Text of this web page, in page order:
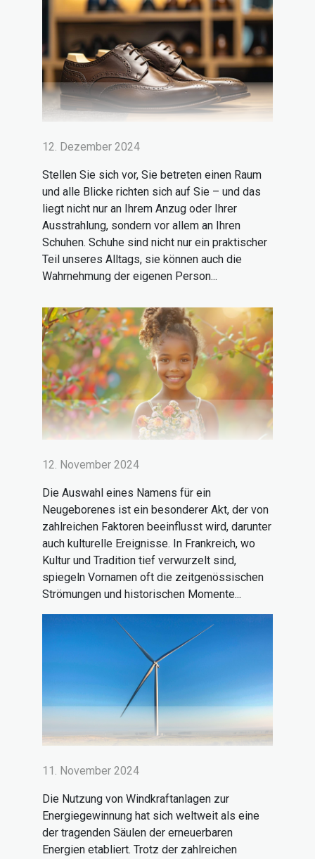
12. Dezember 2024
Stellen Sie sich vor, Sie betreten einen Raum
und alle Blicke richten sich auf Sie – und das
liegt nicht nur an Ihrem Anzug oder Ihrer
Ausstrahlung, sondern vor allem an Ihren
Schuhen. Schuhe sind nicht nur ein praktischer
Teil unseres Alltags, sie können auch die
Wahrnehmung der eigenen Person...
12. November 2024
Die Auswahl eines Namens für ein
Neugeborenes ist ein besonderer Akt, der von
zahlreichen Faktoren beeinflusst wird, darunter
auch kulturelle Ereignisse. In Frankreich, wo
Kultur und Tradition tief verwurzelt sind,
spiegeln Vornamen oft die zeitgenössischen
Strömungen und historischen Momente...
11. November 2024
Die Nutzung von Windkraftanlagen zur
Energiegewinnung hat sich weltweit als eine
der tragenden Säulen der erneuerbaren
Energien etabliert. Trotz der zahlreichen